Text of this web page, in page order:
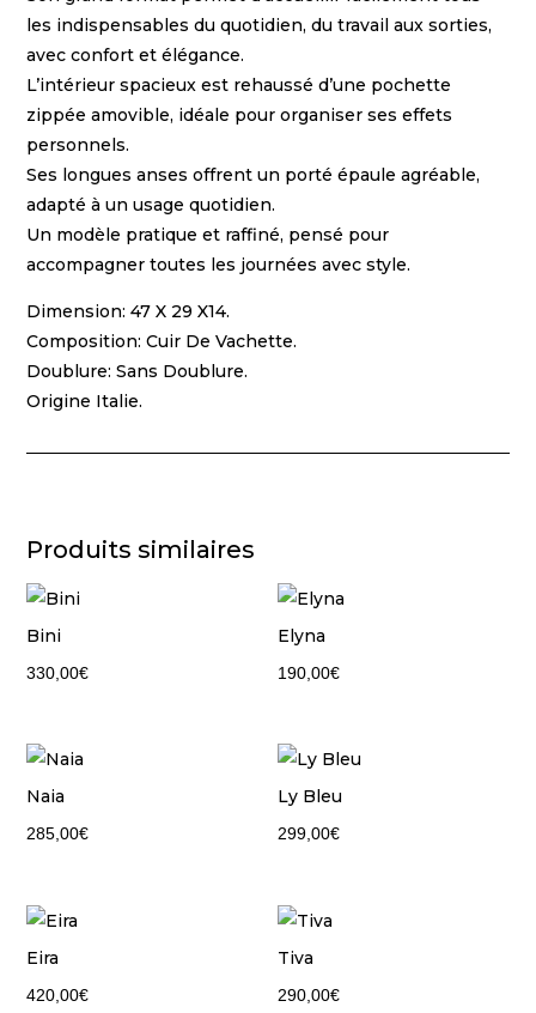
les indispensables du quotidien, du travail aux sorties,
avec confort et élégance.
L’intérieur spacieux est rehaussé d’une pochette
zippée amovible, idéale pour organiser ses effets
personnels.
Ses longues anses offrent un porté épaule agréable,
adapté à un usage quotidien.
Un modèle pratique et raffiné, pensé pour
accompagner toutes les journées avec style.
Dimension: 47 X 29 X14.
Composition: Cuir De Vachette.
Doublure: Sans Doublure.
Origine Italie.
Produits similaires
Bini
330,00€
Elyna
190,00€
Naia
285,00€
Ly Bleu
299,00€
Eira
420,00€
Tiva
290,00€